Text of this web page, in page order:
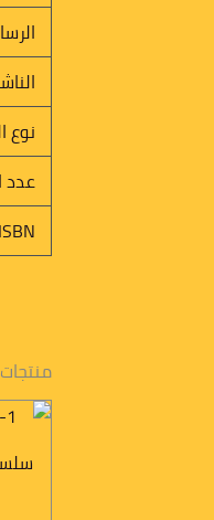
نوع
عدد
ISBN